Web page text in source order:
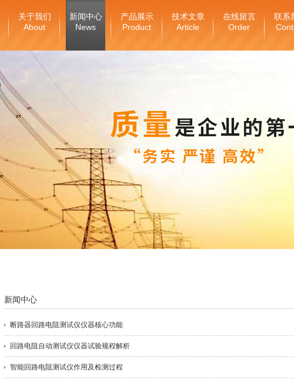
关于我们
About
新闻中心
News
产品展示
Product
技术文章
Article
在线留言
Order
联系
新闻中心
断路器回路电阻测试仪仪器核心功能
回路电阻自动测试仪仪器试验规程解析
智能回路电阻测试仪作用及检测过程